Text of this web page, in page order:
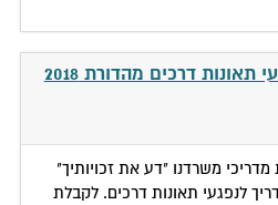
תאונות דרכים מהדורת 2018
משרדנו "דע את זכויותיך"
לנפגעי תאונות דרכים. לקבלת